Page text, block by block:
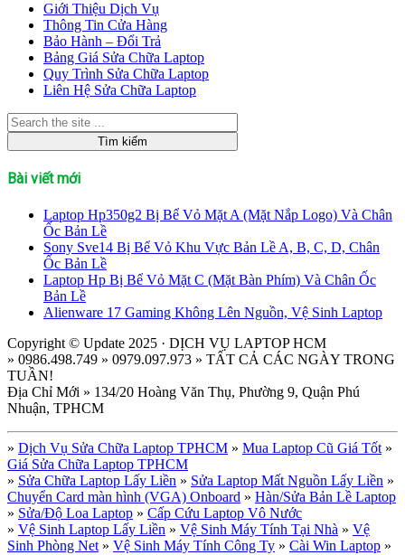
Giới Thiệu Dịch Vụ
Thông Tin Cửa Hàng
Bảo Hành – Đổi Trả
Bảng Giá Sửa Chữa Laptop
Quy Trình Sửa Chữa Laptop
Liên Hệ Sửa Chữa Laptop
Bài viết mới
Laptop Hp350g2 Bị Bể Vỏ Mặt A (Mặt Nắp Logo) Và Chân
Ốc Bản Lề
Sony Sve14 Bị Bể Vỏ Khu Vực Bản Lề A, B, C, D, Chân
Ốc Bản Lề
Laptop Hp Bị Bể Vỏ Mặt C (Mặt Bàn Phím) Và Chân Ốc
Bản Lề
Alienware 17 Gaming Không Lên Nguồn, Vệ Sinh Laptop
Copyright © Update 2025 · DỊCH VỤ LAPTOP HCM
» 0986.498.749 » 0979.097.973 » TẤT CẢ CÁC NGÀY TRONG
TUẦN!
Địa Chỉ Mới » 134/20 Hoàng Văn Thụ, Phường 9, Quận Phú
Nhuận, TPHCM
» Dịch Vụ Sửa Chữa Laptop TPHCM » Mua Laptop Cũ Giá Tốt »
Giá Sửa Chữa Laptop TPHCM
» Sửa Chữa Laptop Lấy Liền » Sửa Laptop Mất Nguồn Lấy Liền »
Chuyển Card màn hình (VGA) Onboard » Hàn/Sửa Bản Lề Laptop
» Sửa/Độ Loa Laptop » Cấp Cứu Laptop Vô Nước
» Vệ Sinh Laptop Lấy Liền » Vệ Sinh Máy Tính Tại Nhà » Vệ
Sinh Phòng Net » Vệ Sinh Máy Tính Công Ty » Cài Win Laptop »